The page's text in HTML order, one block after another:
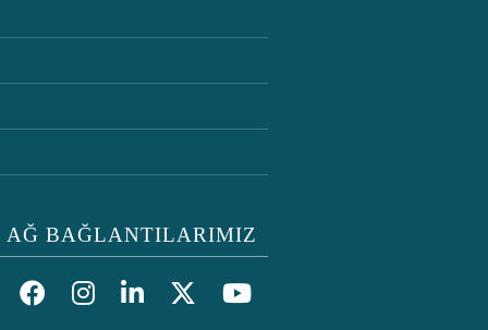
AĞ BAĞLANTILARIMIZ